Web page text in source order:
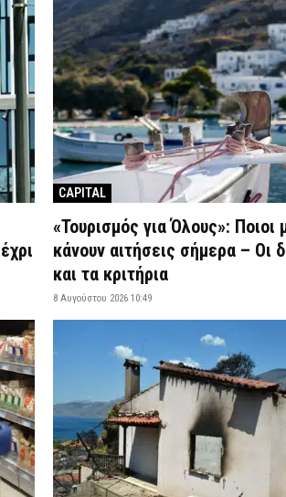
CAPITAL
«Τουρισμός για Όλους»: Ποιοι
κάνουν αιτήσεις σήμερα – Οι
και τα κριτήρια
8 Αυγούστου 2026 10:49